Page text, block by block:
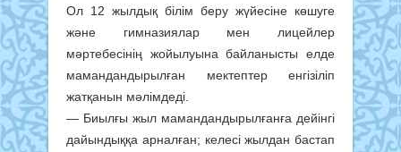
Ол 12 жылдық білім беру жүйесіне көшуге
және гимназиялар мен лицейлер
мәртебесінің жойылуына байланысты елде
мамандандырылған мектептер енгізіліп
жатқанын мәлімдеді.
— Биылғы жыл мамандандырылғанға дейінгі
дайындыққа арналған; келесі жылдан бастап